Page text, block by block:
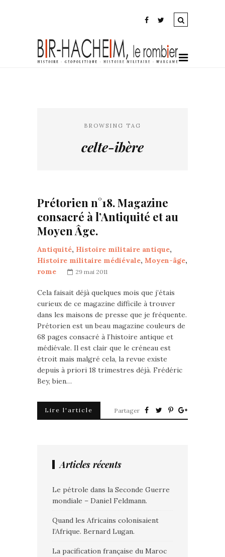
BROWSING TAG
celte-ibère
Prétorien n°18. Magazine
consacré à l’Antiquité et au
Moyen Âge.
Antiquité, Histoire militaire antique,
Histoire militaire médiévale, Moyen-âge,
rome
29 mai 2011
Cela faisait déjà quelques mois que j’étais
curieux de ce magazine difficile à trouver
dans les maisons de presse que je fréquente.
Prétorien est un beau magazine couleurs de
68 pages consacré à l’histoire antique et
médiévale. Il est clair que le créneau est
étroit mais malgré cela, la revue existe
depuis à priori 18 trimestres déjà. Frédéric
Bey, bien…
Lire l'article Partager
Articles récents
Le pétrole dans la Seconde Guerre
mondiale – Daniel Feldmann.
Quand les Africains colonisaient
l’Afrique. Bernard Lugan.
La pacification française du Maroc